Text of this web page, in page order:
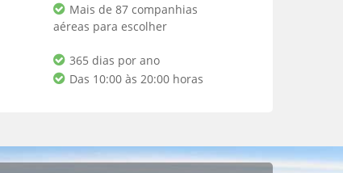
Mais de 87 companhias
aéreas para escolher
365 dias por ano
Das 10:00 às 20:00 horas